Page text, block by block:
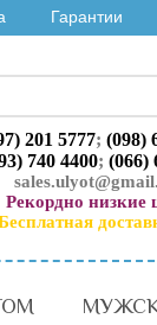
Гарантии
201 5777; (098)
740 4400; (066)
Рекордно низкие